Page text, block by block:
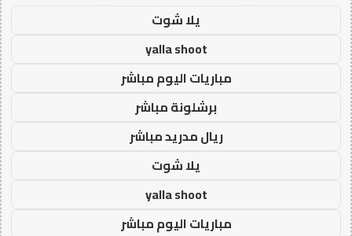
يلا شوت
yalla shoot
مباريات اليوم مباشر
برشلونة مباشر
ريال مدريد مباشر
يلا شوت
yalla shoot
مباريات اليوم مباشر